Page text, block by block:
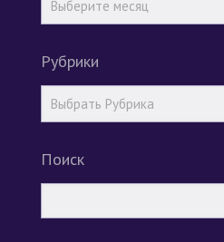
Рубрики
Поиск